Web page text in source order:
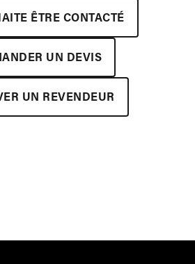
ÊTRE CONTACTÉ
UN DEVIS
UN REVENDEUR